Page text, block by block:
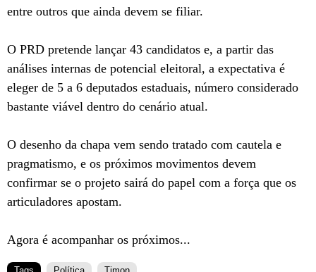
entre outros que ainda devem se filiar.
O PRD pretende lançar 43 candidatos e, a partir das
análises internas de potencial eleitoral, a expectativa é
eleger de 5 a 6 deputados estaduais, número considerado
bastante viável dentro do cenário atual.
O desenho da chapa vem sendo tratado com cautela e
pragmatismo, e os próximos movimentos devem
confirmar se o projeto sairá do papel com a força que os
articuladores apostam.
Agora é acompanhar os próximos...